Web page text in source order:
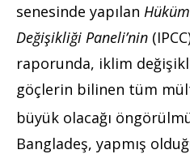
senesinde yapılan
Değişikliği Paneli’nin
raporunda, iklim
göçlerin bilinen tüm
büyük olacağı
Bangladeş, yapmış